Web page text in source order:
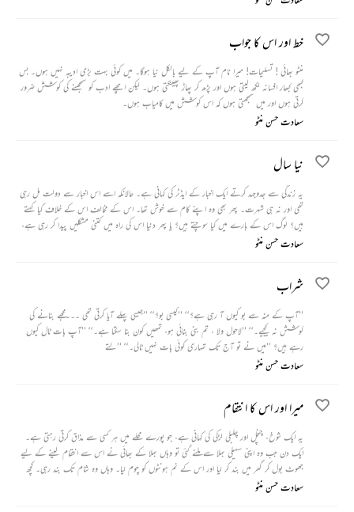
خط اور اس کا جواب
منٹو بھائی ! تسلیمات! میرا نام آپ کے لیے بالکل نیا ہوگا۔ میں کوئی بہت بڑی ادیبہ نہیں ہوں۔ بس
کبھی کبھار افسانہ لکھ لیتی ہوں اور پڑھ کر پھاڑ پھینکتی ہوں۔ لیکن اچھے ادب کو سمجھنے کی کوشش ضرور
کرتی ہوں اور میں سمجھتی ہوں کہ اس کوشش میں کامیاب ہوں۔
سعادت حسن منٹو
نیا سال
یہ زندگی سے جدوجہد کرتے ایک اخبار کے ایڈٹر کی کہانی ہے۔ حالانکہ اسے اس اخبار سے دولت مل رہی
تھی اور نہ ہی شہرت۔ پھر بھی وہ اپنے کام سے خوش تھا۔ اس کے مخالف اس کے خلاف کیا کہتے
ہیں؟ لوگ اس کے بارے میں کیا سوچتے ہیں؟ یا پھر دنیا اس کی راہ میں کتنی مشکلیں پیدا کر رہی ہے،
اس سے اسے کوئی مطلب نہیں تھا۔ اسے تو بس مطلب ہے اپنے راستے میں آنے والی ہر رکاوٹ کو
سعادت حسن منٹو
شراب
’’آپ کے منہ سے بو کیوں آ رہی ہے؟‘‘ ’’کیسی بو؟‘‘ ’’جیسی پہلے آیا کرتی تھی ۔۔۔مجھے بنانے کی
کوشش نہ کیجیے۔‘‘ ’’لاحول ولا ، تم بنی بنائی ہو، تمھیں کون بنا سکتا ہے۔‘‘ ’’آپ بات ٹال کیوں
رہے ہیں؟ ’’میں نے تو آج تک تمہاری کوئی بات نہیں ٹالی۔‘‘ ’’لتے
سعادت حسن منٹو
میرا اور اس کا انتقام
یہ ایک شوخ، چنچل اور چلبلی لڑکی کی کہانی ہے، جو پورے محلے میں ہر کسی سے مذاق کرتی رہتی ہے۔
ایک دن جب وہ اپنی سہیلی بملا سے ملنے گئی تو وہاں بملا کے بھائی نے اس سے انتقام لینے کے لیے
جھوٹ بول کر گھر میں بند کر لیا اور اس کے نم ہونٹوں کو چوم لیا۔ وہاں وہ شام تک بند رہی۔ کچھ
دنوں بعد جب بملا کو موقع ملا تو وہ بھی اپنا انتقام لینے سے پیچھے نہیں رہی۔
سعادت حسن منٹو